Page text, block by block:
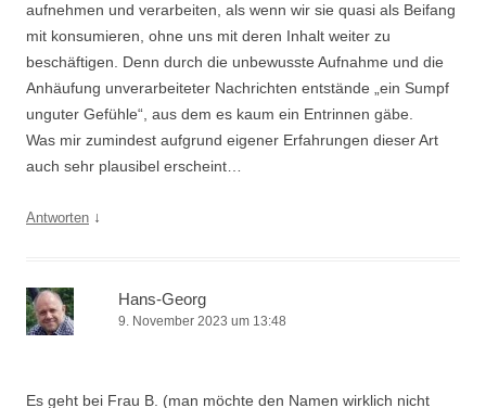
aufnehmen und verarbeiten, als wenn wir sie quasi als Beifang
mit konsumieren, ohne uns mit deren Inhalt weiter zu
beschäftigen. Denn durch die unbewusste Aufnahme und die
Anhäufung unverarbeiteter Nachrichten entstände „ein Sumpf
unguter Gefühle“, aus dem es kaum ein Entrinnen gäbe.
Was mir zumindest aufgrund eigener Erfahrungen dieser Art
auch sehr plausibel erscheint…
Antworten ↓
Hans-Georg
9. November 2023 um 13:48
Es geht bei Frau B. (man möchte den Namen wirklich nicht